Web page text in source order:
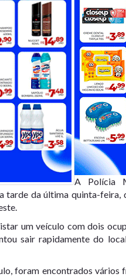
A Polícia
tarde da última quinta-feira,
um veículo com dois
sair rapidamente do
foram encontrados vários